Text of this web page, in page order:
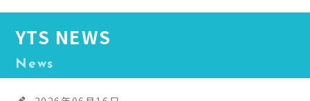
YTS NEWS
News